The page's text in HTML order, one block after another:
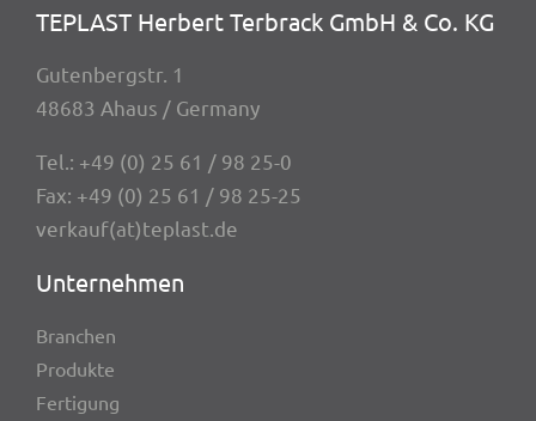
TEPLAST Herbert Terbrack GmbH & Co. KG
Guten­berg­str. 1
48683 Ahaus / Germany
Tel.: +49 (0) 25 61 / 98 25-0
Fax: +49 (0) 25 61 / 98 25-25
verkauf(at)teplast.de
Unter­neh­men
Bran­chen
Produkte
Ferti­gung